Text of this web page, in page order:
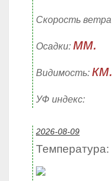
Скорость
Осадки: мм.
Видимость: км.
УФ индекс:
2026-08-09
Температура: